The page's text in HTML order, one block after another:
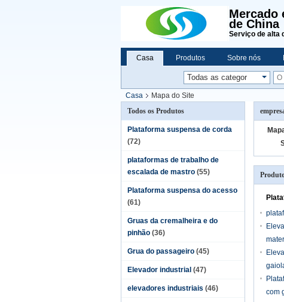
Mercado
de China
Serviço de alta
Casa Produtos Sobre nós
Casa
Mapa do Site
Todos os Produtos
Plataforma suspensa de corda
(72)
plataformas de trabalho de
escalada de mastro (55)
Plataforma suspensa do acesso
(61)
Gruas da cremalheira e do
pinhão (36)
Grua do passageiro (45)
Elevador industrial (47)
elevadores industriais (46)
com